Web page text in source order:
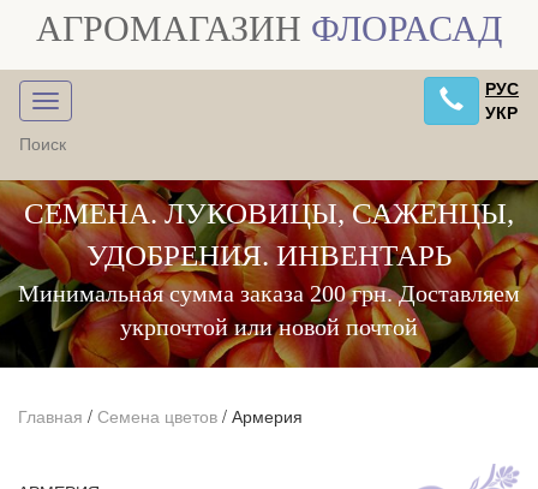
АГРОМАГАЗИН ФЛОРАСАД
РУС
УКР
СЕМЕНА. ЛУКОВИЦЫ, САЖЕНЦЫ,
УДОБРЕНИЯ. ИНВЕНТАРЬ
Минимальная сумма заказа 200 грн. Доставляем
укрпочтой или новой почтой
Главная / Семена цветов / Армерия